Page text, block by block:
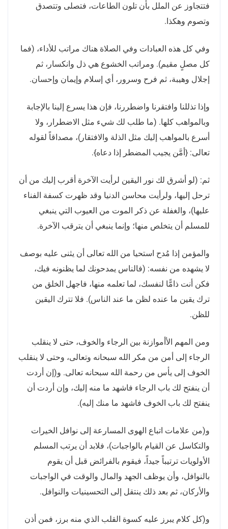
فتتجاوز عن الملل بأن تلون الطاعات، فتصلى وتتصدق
وتصوم وهكذا.
وفي كل هذه العبادات وفي الصلاة هناك مراتب للأداء، (فما
كل مصلٍ مقيم). ومراتب الخشوع هي ذل وانكسار، ثم
إجلال وهيبة، ثم فرح وسرور، أي إسلام وإيمان وإحسان.
وإذا تذللنا وافتقرنا واضطررنا، فإن هذا يسرع إلينا بالإجابة
وبالمواهب كلها. (ما طلب لك شيء مثل الاضطرار، ولا
أسرع بالمواهب إليك مثل الذلة والافتقار)، مصداقاً لقوله
تعالى: {أمَّن يجيب المضطر إذا دعاه}.
ثم: (لو أشرق لك نور اليقين لرأيت الآخرة أقرب إليك من أن
ترحل إليها، ولرأيت محاسن الدنيا وقد ظهرت كسفة الفناء
عليها)، والغفلة عن ذكر الموت من العيوب التي ينبغي
للمسلم أن يتخلص منها؛ وإنما ينبغي أن يترقب الآخرة.
والمؤمن إذا مُدح استحيا من الله تعالى أن يثنى عليه بوصف
لا يشهده من نفسه: (فالناس يمدحونك لما يظنونه فيك،
فكن أنت ذامًّا لنفسك، لما تعلمه منها، فاجهل الخلق من
ترك يقين ما عنده لظن ما عند الناس). فلا تترك اليقين
للظن.
ومن المهم الأأموازنة بين الرجاء والخوف، حتى لا ينقلب
الرجاء إلى أمن من مكر الله سبحانه وتعالى، وحتى لا ينقلب
الخوف إلى يأس من رحمة الله سبحانه تعالى. و(إن أردت
أن ينفتح لك باب الرجاء فاشهد ما منه إليك، وإن أردت أن
ينفتح لك باب الخوف فاشهد ما منك إليه).
و(من علامات اتباع الهوى المسارعة إلى نوافل الخيرات
والتكاسل عن القيام بالواجبات)، فلابد أن يرتب المسلم
الأولويات ترتيباً جيداً، فيقوم بالفرائض قبل أن يقوم
بالنوافل، وأن يوظف الجهد والمال والوقت في الواجبات
والأركان، ثم بعد ذلك ينتقل إلى التحسينيات والنوافل.
و(كل كلام يبرز عليه كسوة القلب الذي منه برز، فمن أذن